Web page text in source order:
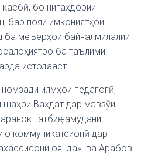
касбӣ, бо нигаҳдории
бар пояи имкониятҳои
ба меъёрҳои байналмилалии
ба таълими
истодааст.
илмҳои педагогӣ,
шаҳри Ваҳдат дар мавзӯи
татбиқ намудани
коммуникатсионӣ дар
оянда» ва Арабов